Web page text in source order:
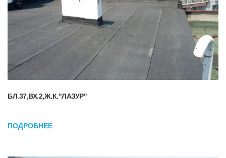
БЛ.37,ВХ.2,Ж.К."ЛАЗУР"
ПОДРОБНЕЕ